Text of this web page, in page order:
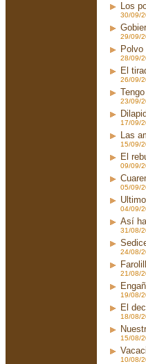
Los
30/09/
29/09/
Polvo
28/09/
El
26/09/
23/09/
17/09/
Las
15/09/
El
09/09/
05/09/
04/09/
Así
31/08/
24/08/
21/08/
19/08/
El
18/08/
15/08/
10/08/